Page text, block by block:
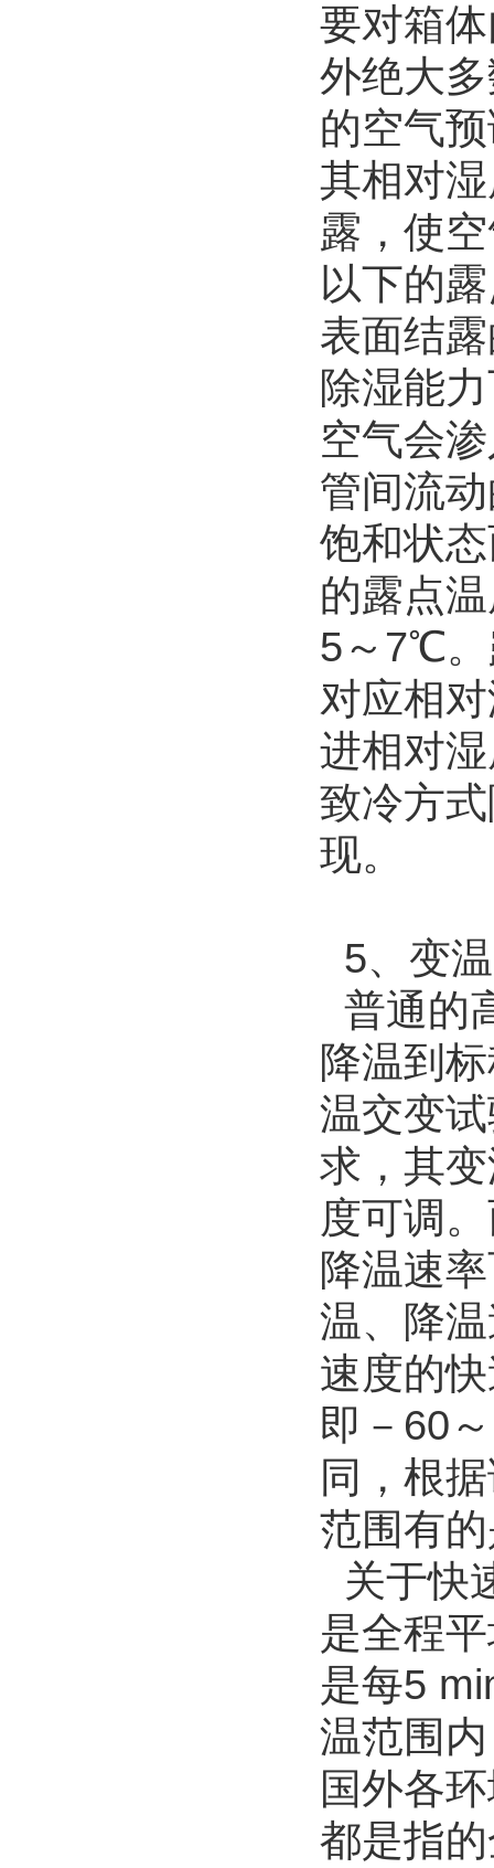
要对箱
外绝大
的空气
其相对
露，使
以下的
表面结
除湿能
空气会
管间流
饱和状
的露点
5～7℃。
对应相
进相对
致冷方
现。
5、变
普通的
降温到
温交变
求，其
度可调
降温速
温、降
速度的
即－60
同，根
范围有
关于快
是全程
是每5
温范围
国外各
都是指